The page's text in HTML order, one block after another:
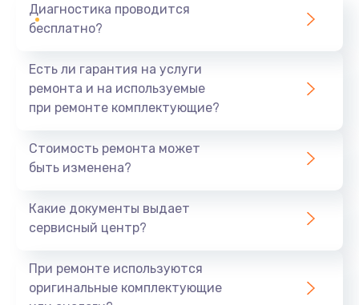
Диагностика проводится
бесплатно?
Есть ли гарантия на услуги
ремонта и на используемые
при ремонте комплектующие?
Стоимость ремонта может
быть изменена?
Какие документы выдает
сервисный центр?
При ремонте используются
оригинальные комплектующие